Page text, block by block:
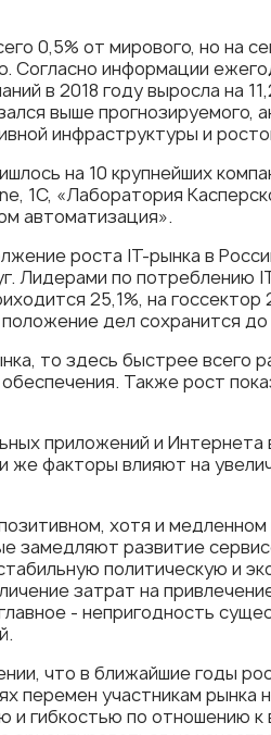
0,5% от мирового, но на
Согласно информации
в 2018 году выросла на
выше прогнозируемого,
инфраструктуры и
на 10 крупнейших
1С, «Лаборатория
автоматизация».
роста IT-рынка в
Лидерами по потреблению
25,1%, на
дел сохранится
то здесь быстрее всего
Также рост
приложений и
же факторы влияют на
хотя и
замедляют развитие
политическую и
затрат на
- непригодность
что в ближайшие годы
перемен участникам
и гибкостью по отношению